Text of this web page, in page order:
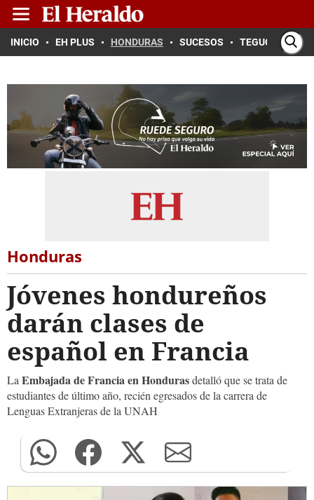
INICIO EH PLUS HONDURAS SUCESOS TEGUCIGALPA
Honduras
Jóvenes hondureños
darán clases de
español en Francia
La Embajada de Francia en Hondurasdetalló que se trata de
estudiantes de último año, recién egresados de la carrera de
Lenguas Extranjeras de la UNAH